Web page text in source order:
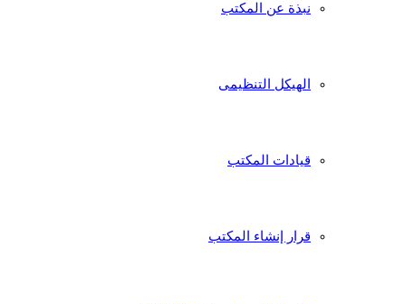
نبذة عن المكتب
الهيكل التنظيمى
قيادات المكتب
قرار إنشاء المكتب